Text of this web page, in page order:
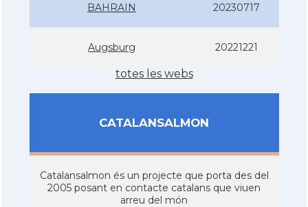
BAHRAIN 20230717
Augsburg 20221221
totes les webs
CATALANSALMON
Catalansalmon és un projecte que porta des del
2005 posant en contacte catalans que viuen
arreu del món